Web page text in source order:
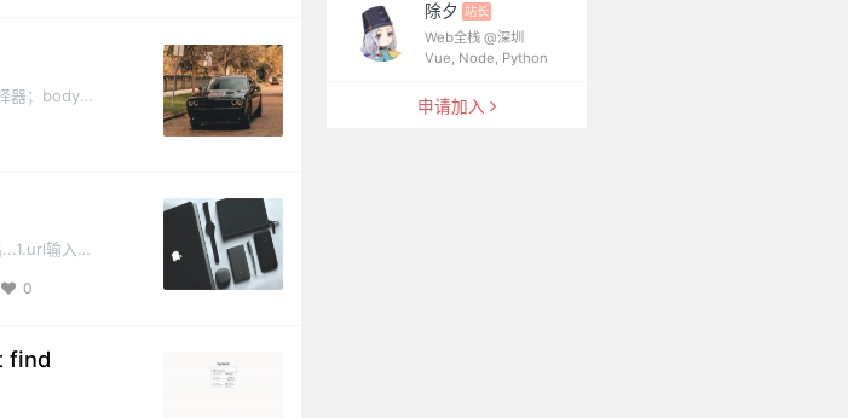
器；body的
text、a改
输入到
是非常复
0
find
除夕 站长
Web全栈 @深圳
Vue, Node, Python
申请加入